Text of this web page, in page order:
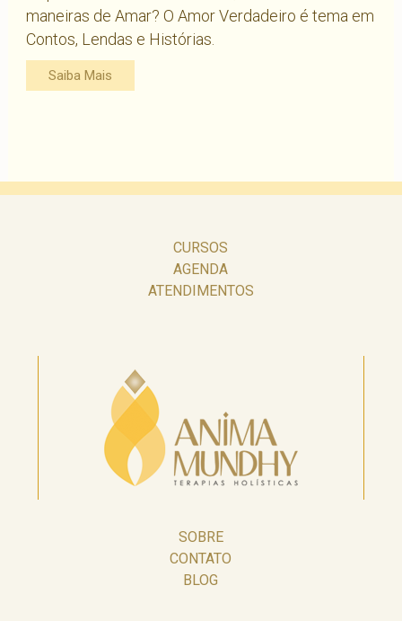
maneiras de Amar? O Amor Verdadeiro é tema em
Contos, Lendas e Histórias.
Saiba Mais
CURSOS
AGENDA
ATENDIMENTOS
SOBRE
CONTATO
BLOG